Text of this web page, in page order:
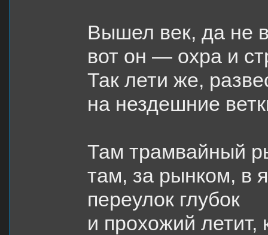
Вышел век, да не
вот он — охра и
Так лети же,
на нездешние
Там трамвайный
там, за рынком, в
переулок глубок
и прохожий летит,